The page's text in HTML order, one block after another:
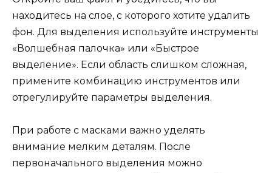
находитесь на слое, с которого хотите удалить
фон. Для выделения используйте инструменты
«Волшебная палочка» или «Быстрое
выделение». Если область слишком сложная,
примените комбинацию инструментов или
отрегулируйте параметры выделения.
При работе с масками важно уделять
внимание мелким деталям. После
первоначального выделения можно